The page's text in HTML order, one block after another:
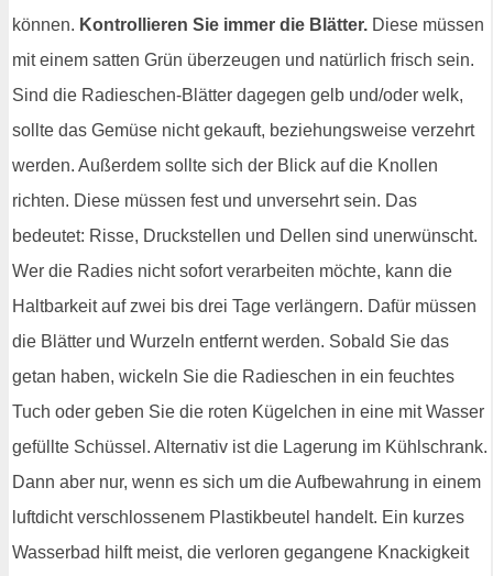
können. Kontrollieren Sie immer die Blätter. Diese müssen
mit einem satten Grün überzeugen und natürlich frisch sein.
Sind die Radieschen-Blätter dagegen gelb und/oder welk,
sollte das Gemüse nicht gekauft, beziehungsweise verzehrt
werden. Außerdem sollte sich der Blick auf die Knollen
richten. Diese müssen fest und unversehrt sein. Das
bedeutet: Risse, Druckstellen und Dellen sind unerwünscht.
Wer die Radies nicht sofort verarbeiten möchte, kann die
Haltbarkeit auf zwei bis drei Tage verlängern. Dafür müssen
die Blätter und Wurzeln entfernt werden. Sobald Sie das
getan haben, wickeln Sie die Radieschen in ein feuchtes
Tuch oder geben Sie die roten Kügelchen in eine mit Wasser
gefüllte Schüssel. Alternativ ist die Lagerung im Kühlschrank.
Dann aber nur, wenn es sich um die Aufbewahrung in einem
luftdicht verschlossenem Plastikbeutel handelt. Ein kurzes
Wasserbad hilft meist, die verloren gegangene Knackigkeit